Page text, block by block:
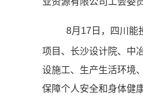
8月17日， 四川能
项目、长沙设计院、中
设施工、生产生活环境
保障个人安全和身体健